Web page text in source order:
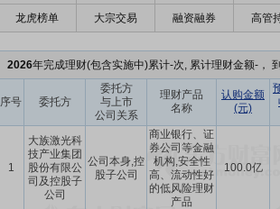
龙虎榜单 大宗交易 融资融券 高管
2026年完成理财(包含实施中)累计-次, 累计理财金额-，
序号 委托方
委托方
与上市
公司关系
理财产品
名称
认购金额
(元)
1
大族激光科
技产业集团
股份有限公
司及控股子
公司
公司本身,控
股子公司
商业银行、证
券公司等金融
机构,安全性
高、流动性好
的低风险理财
产品
100.0亿